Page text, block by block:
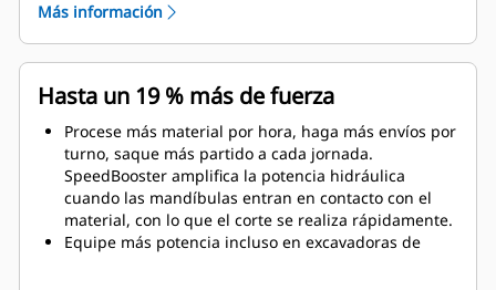
carga.
Tan pronto como las mandíbulas entran en contacto
con el material se aplica la máxima fuerza de corte y
aplastamiento.
Más información
Hasta un 19 % más de fuerza
Procese más material por hora, haga más envíos por
turno, saque más partido a cada jornada.
SpeedBooster amplifica la potencia hidráulica
cuando las mandíbulas entran en contacto con el
material, con lo que el corte se realiza rápidamente.
Equipe más potencia incluso en excavadoras de